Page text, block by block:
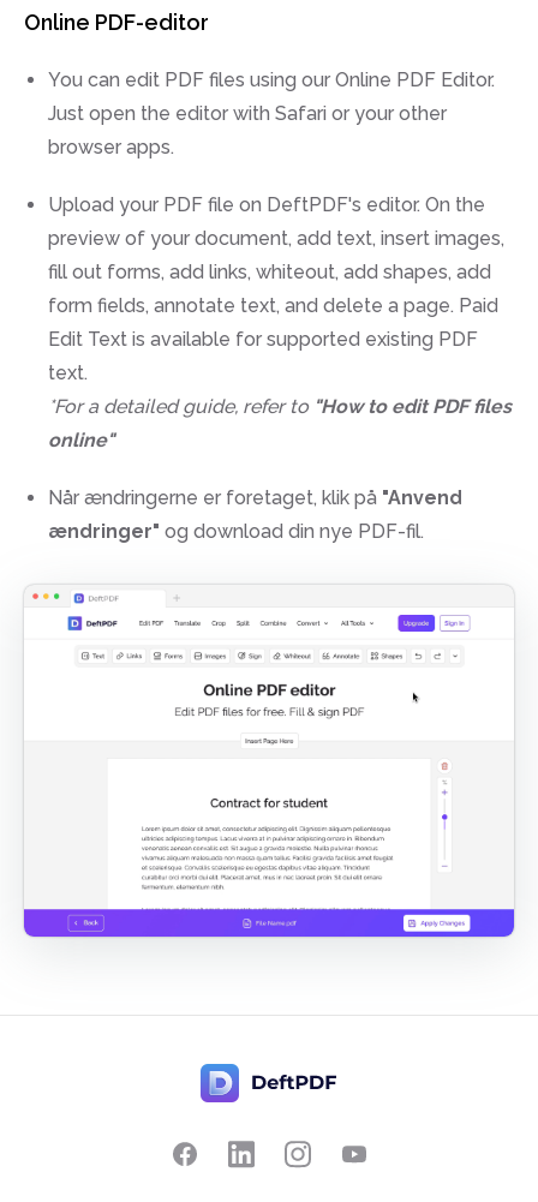
Online PDF-editor
You can edit PDF files using our Online PDF Editor.
Just open the editor with Safari or your other
browser apps.
Upload your PDF file on DeftPDF's editor. On the
preview of your document, add text, insert images,
fill out forms, add links, whiteout, add shapes, add
form fields, annotate text, and delete a page. Paid
Edit Text is available for supported existing PDF
text.
*For a detailed guide, refer to "How to edit PDF files
online"
Når ændringerne er foretaget, klik på "Anvend
ændringer" og download din nye PDF-fil.